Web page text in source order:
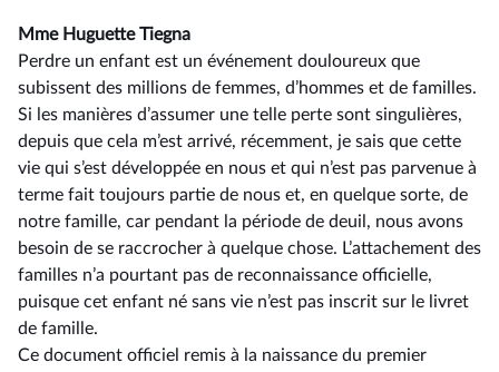
Mme Huguette Tiegna
Perdre un enfant est un événement douloureux que
subissent des millions de femmes, d’hommes et de familles.
Si les manières d’assumer une telle perte sont singulières,
depuis que cela m’est arrivé, récemment, je sais que cette
vie qui s’est développée en nous et qui n’est pas parvenue à
terme fait toujours partie de nous et, en quelque sorte, de
notre famille, car pendant la période de deuil, nous avons
besoin de se raccrocher à quelque chose. L’attachement des
familles n’a pourtant pas de reconnaissance officielle,
puisque cet enfant né sans vie n’est pas inscrit sur le livret
de famille.
Ce document officiel remis à la naissance du premier